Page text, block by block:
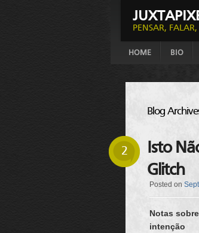
PENSAR,
HOME BIO
Blog
2
Isto
Glitch
Posted on
Notas
intenção